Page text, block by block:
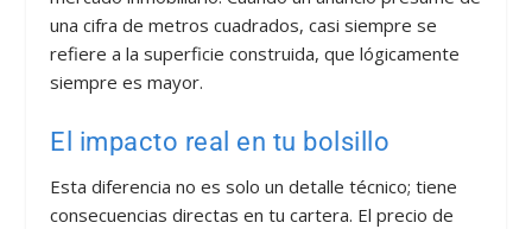
una cifra de metros cuadrados, casi siempre se
refiere a la superficie construida, que lógicamente
siempre es mayor.
El impacto real en tu bolsillo
Esta diferencia no es solo un detalle técnico; tiene
consecuencias directas en tu cartera. El precio de